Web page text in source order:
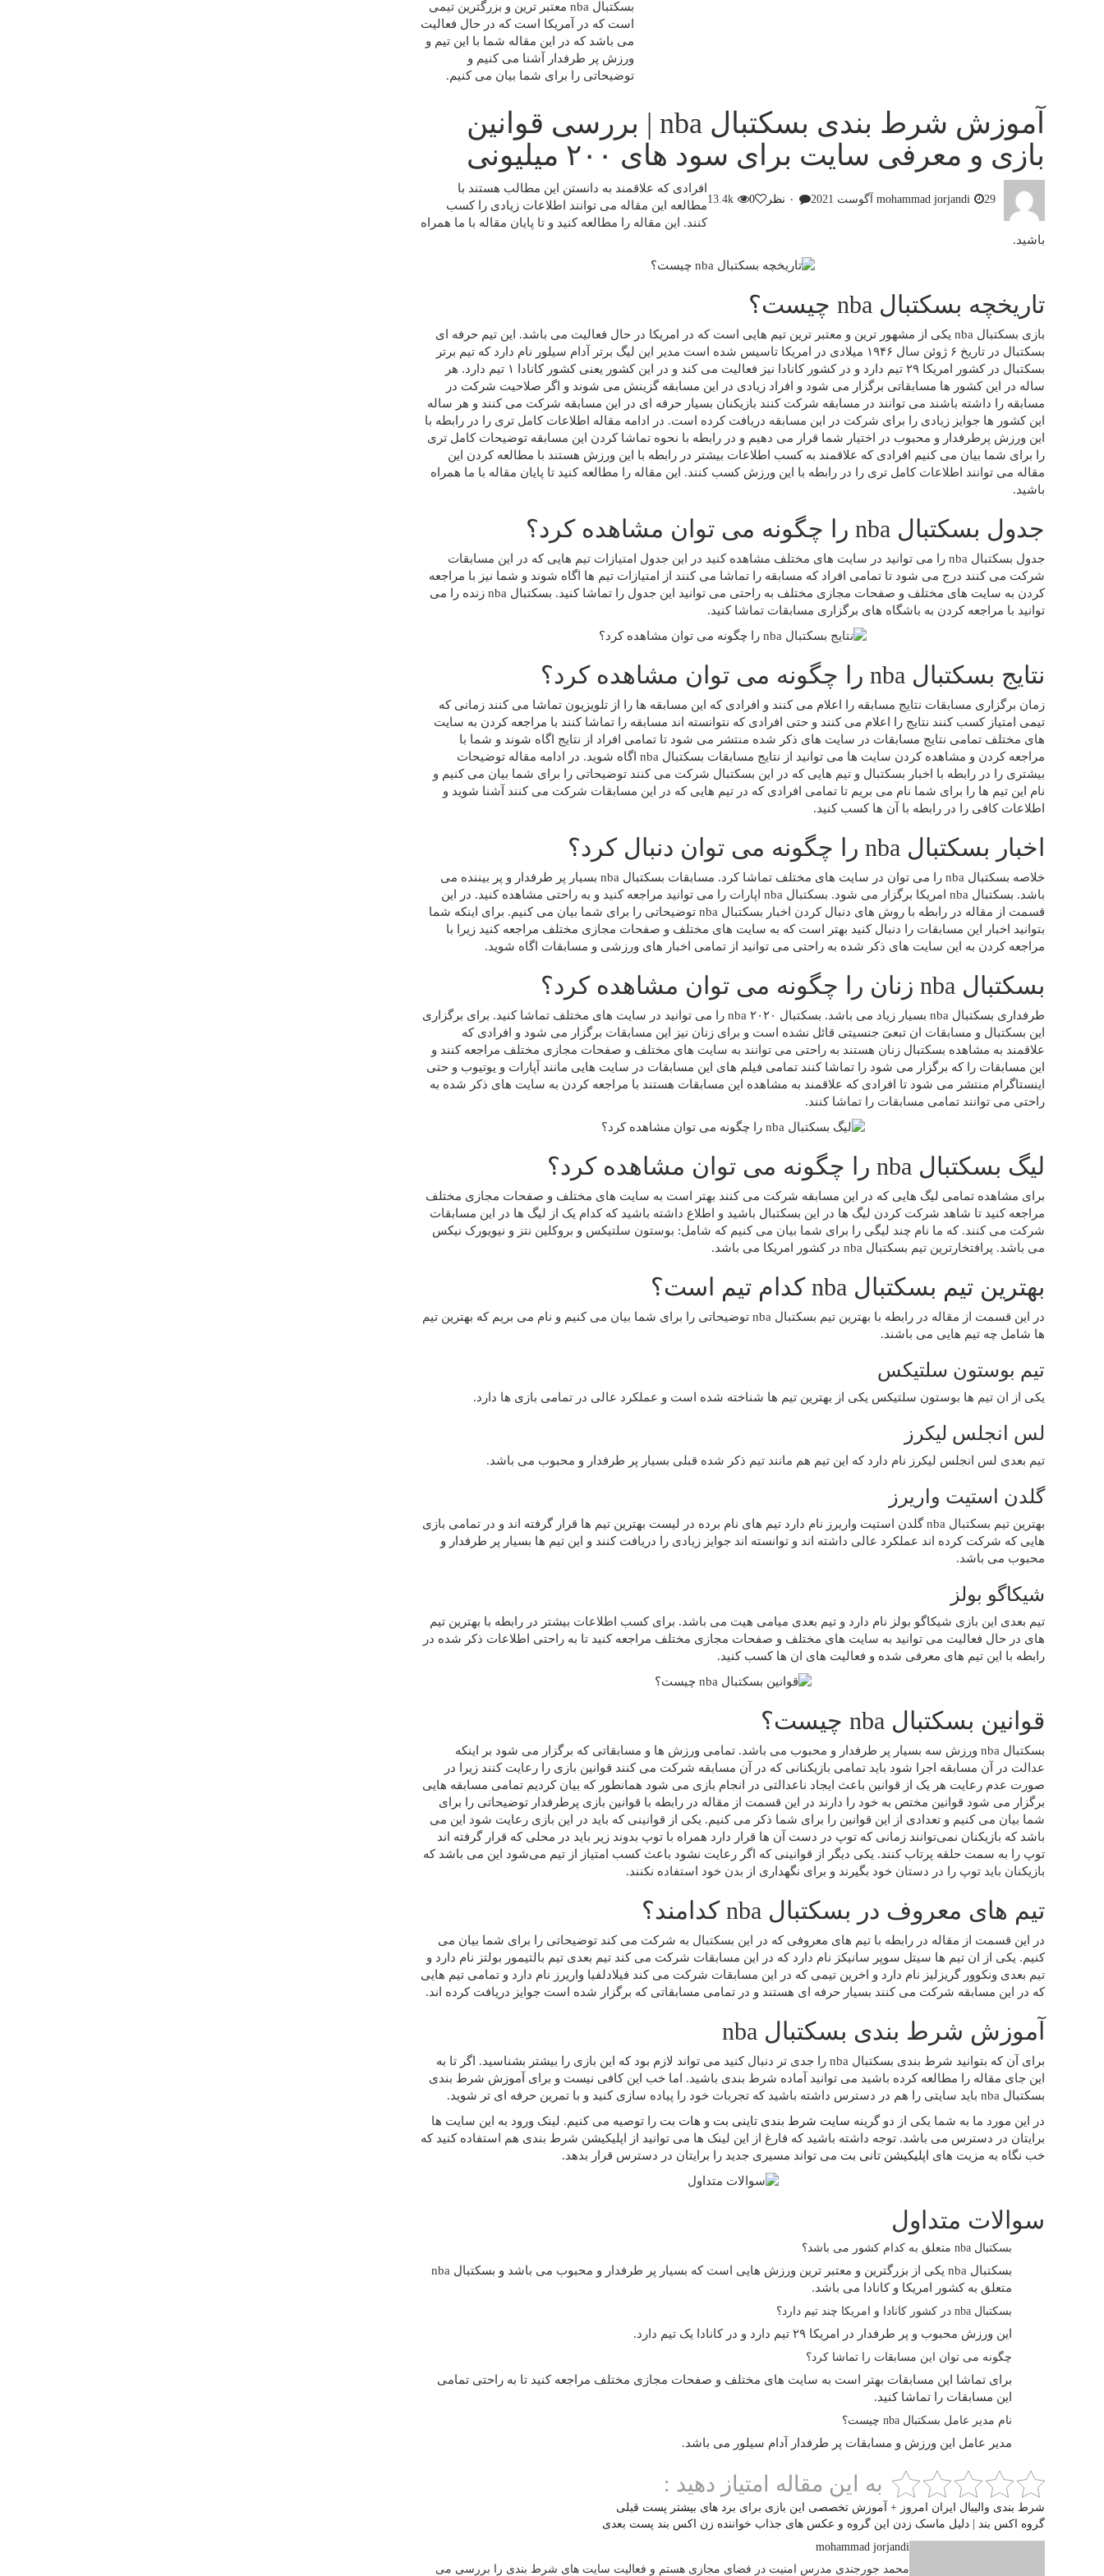
آموزش شرط بندی بسکتبال nba | بررسی قوانین
بازی و معرفی سایت برای سود های ۲۰۰ میلیونی
mohammad jorjandi 29 آگوست 2021 ۰ نظر 0
13.4k
بسکتبال nba معتبر ترین و بزرگترین تیمی
است که در آمریکا است که در حال فعالیت
می باشد که در این مقاله شما با این تیم و
ورزش پر طرفدار آشنا می کنیم و
توضیحاتی را برای شما بیان می کنیم.
افرادی که علاقمند به دانستن این مطالب هستند با
مطالعه این مقاله می توانند اطلاعات زیادی را کسب
کنند. این مقاله را مطالعه کنید و تا پایان مقاله با ما همراه
باشید.
تاریخچه بسکتبال nba چیست؟
بازی بسکتبال nba یکی از مشهور ترین و معتبر ترین تیم هایی است که در امریکا در حال فعالیت می باشد. این تیم حرفه ای
بسکتبال در تاریخ ۶ ژوئن سال ۱۹۴۶ میلادی در امریکا تاسیس شده است مدیر این لیگ برتر آدام سیلور نام دارد که تیم برتر
بسکتبال در کشور امریکا ۲۹ تیم دارد و در کشور کانادا نیز فعالیت می کند و در این کشور یعنی کشور کانادا ۱ تیم دارد. هر
ساله در این کشور ها مسابقاتی برگزار می شود و افراد زیادی در این مسابقه گزینش می شوند و اگر صلاحیت شرکت در
مسابقه را داشته باشند می توانند در مسابقه شرکت کنند بازیکنان بسیار حرفه ای در این مسابقه شرکت می کنند و هر ساله
این کشور ها جوایز زیادی را برای شرکت در این مسابقه دریافت کرده است. در ادامه مقاله اطلاعات کامل تری را در رابطه با
این ورزش پرطرفدار و محبوب در اختیار شما قرار می دهیم و در رابطه با نحوه تماشا کردن این مسابقه توضیحات کامل تری
را برای شما بیان می کنیم افرادی که علا‌قمند به کسب اطلاعات بیشتر در رابطه با این ورزش هستند با مطالعه کردن این
مقاله می توانند اطلاعات کامل تری را در رابطه با این ورزش کسب کنند. این مقاله را مطالعه کنید تا پایان مقاله با ما همراه
باشید.
جدول بسکتبال nba را چگونه می توان مشاهده کرد؟
جدول بسکتبال nba را می توانید در سایت های مختلف مشاهده کنید در این جدول امتیازات تیم هایی که در این مسابقات
شرکت می کنند درج می شود تا تمامی افراد که مسابقه را تماشا می کنند از امتیازات تیم ها اگاه شوند و شما نیز با مراجعه
کردن به سایت های مختلف و صفحات مجازی مختلف به راحتی می توانید این جدول را تماشا کنید‌. بسکتبال nba زنده را می
توانید با مراجعه کردن به باشگاه های برگزاری مسابقات تماشا کنید‌.
نتایج بسکتبال nba را چگونه می توان مشاهده کرد؟
زمان برگزاری مسابقات نتایج مسابقه را اعلام می کنند و افرادی که این مسابقه ها را از تلویزیون تماشا می کنند زمانی که
تیمی امتیاز کسب کنند نتایج را اعلام می کنند و حتی افرادی که نتوانسته اند مسابقه را تماشا کنند با مراجعه کردن به سایت
های مختلف تمامی نتایج مسابقات در سایت های ذکر شده منتشر می شود تا تمامی افراد از نتایج اگاه شوند و شما با
مراجعه کردن و مشاهده کردن سایت ها می توانید از نتایج مسابقات بسکتبال nba اگاه شوید. در ادامه مقاله توضیحات
بیشتری را در رابطه با اخبار بسکتبال و تیم‌ هایی که در این بسکتبال شرکت می کنند توضیحاتی را برای شما بیان می کنیم و
نام این تیم ها را برای شما نام می بریم تا تمامی افرادی که در تیم‌ هایی که در این مسابقات شرکت می ‌کنند آشنا شوید و
اطلاعات کافی را در رابطه با آن ها کسب کنید.
اخبار بسکتبال nba را چگونه می توان دنبال کرد؟
خلاصه بسکتبال nba را می توان در سایت های مختلف تماشا کرد. مسابقات بسکتبال nba بسیار پر طرفدار و پر بیننده می
باشد. بسکتبال nba امریکا برگزار می شود. بسکتبال nba اپارات را می توانید مراجعه کنید و به راحتی مشاهده کنید. در این
قسمت از مقاله در رابطه با روش های دنبال کردن اخبار بسکتبال nba توضیحاتی را برای شما بیان می کنیم. برای اینکه شما
بتوانید اخبار این مسابقات را دنبال کنید بهتر است که به سایت های مختلف و صفحات مجازی مختلف مراجعه کنید زیرا با
مراجعه کردن به این سایت های ذکر شده به راحتی می توانید از تمامی اخبار های ورزشی و مسابقات اگاه شوید.
بسکتبال nba زنان را چگونه می توان مشاهده کرد؟
طرفداری بسکتبال nba بسیار زیاد می باشد. بسکتبال nba ۲۰۲۰ را می توانید در سایت های مختلف تماشا کنید. برای برگزاری
این بسکتبال و مسابقات ان تبعیَ جنسیتی قائل نشده است و برای زنان نیز این مسابقات برگزار می ‌شود و افرادی که
علاقمند به مشاهده بسکتبال زنان هستند به راحتی می ‌توانند به سایت های مختلف و صفحات مجازی مختلف مراجعه کنند و
این مسابقات را که برگزار می‌ شود را تماشا کنند تمامی فیلم ‌های این مسابقات در سایت‌ هایی مانند آپارات و یوتیوب و حتی
اینستاگرام منتشر می ‌شود تا افرادی که علاقمند به مشاهده این مسابقات هستند با مراجعه کردن به سایت های ذکر شده به
راحتی می توانند تمامی مسابقات را تماشا کنند.
لیگ بسکتبال nba را چگونه می توان مشاهده کرد؟
برای مشاهده تمامی لیگ‌ هایی که در این مسابقه شرکت می کنند بهتر است به سایت ‌های مختلف و صفحات مجازی مختلف
مراجعه کنید تا شاهد شرکت کردن لیگ ها در این بسکتبال باشید و اطلاع داشته باشید که کدام یک از لیگ ها در این مسابقات
شرکت می ‌کنند. که ما نام چند لیگی را برای شما بیان می کنیم که شامل: بوستون سلتیکس و بروکلین نتز و نیویورک نیکس
می باشد. پرافتخارترین تیم بسکتبال nba در کشور امریکا می باشد.
بهترین تیم بسکتبال nba کدام تیم است؟
در این قسمت از مقاله در رابطه با بهترین تیم بسکتبال nba توضیحاتی را برای شما بیان می کنیم و نام می بریم که بهترین تیم
‌ها شامل چه تیم هایی می باشند.
تیم بوستون سلتیکس
یکی از ان تیم ها بوستون سلتیکس یکی از بهترین تیم ها شناخته شده است و عملکرد عالی در تمامی بازی ها دارد.
لس انجلس لیکرز
تیم بعدی لس انجلس لیکرز نام دارد که این تیم هم مانند تیم ذکر شده قبلی بسیار پر طرفدار و محبوب می باشد.
گلدن استیت واریرز
بهترین تیم بسکتبال nba گلدن استیت واریرز نام دارد تیم های نام برده در لیست بهترین تیم ها قرار گرفته اند و در تمامی بازی
هایی که شرکت کرده اند عملکرد عالی داشته اند و توانسته اند جوایز زیادی را دریافت کنند و این تیم ها بسیار پر طرفدار و
محبوب می باشد.
شیکاگو بولز
تیم بعدی این بازی شیکاگو بولز نام دارد و تیم بعدی میامی هیت می باشد. برای کسب اطلاعات بیشتر در رابطه با بهترین تیم
های در حال فعالیت می توانید به سایت های مختلف و صفحات مجازی مختلف مراجعه کنید تا به راحتی اطلاعات ذکر شده در
رابطه با این تیم های معرفی شده و فعالیت های ان ها کسب کنید.
قوانین بسکتبال nba چیست؟
بسکتبال nba ورزش سه بسیار پر طرفدار و محبوب می باشد. تمامی ورزش ‌ها و مسابقاتی که برگزار می ‌شود بر اینکه
عدالت در آن مسابقه اجرا شود باید تمامی بازیکنانی که در آن مسابقه شرکت می کنند قوانین بازی را رعایت کنند زیرا در
صورت عدم رعایت هر یک از قوانین باعث ایجاد ناعدالتی در انجام بازی می شود همانطور که بیان کردیم تمامی مسابقه هایی
برگزار می شود قوانین مختص به خود را دارند در این قسمت از مقاله در رابطه با قوانین بازی پرطرفدار توضیحاتی را برای
شما بیان می کنیم و تعدادی از این قوانین را برای شما ذکر می کنیم. یکی از قوانینی که باید در این بازی رعایت شود این می
باشد که بازیکنان نمی‌توانند زمانی که توپ در دست آن ها قرار دارد همراه با توپ بدوند زیر باید در محلی که قرار گرفته اند
توپ را به سمت حلقه پرتاب کنند. یکی دیگر از قوانینی که اگر رعایت نشود باعث کسب امتیاز از تیم می‌شود این می باشد که
بازیکنان باید توپ را در دستان خود بگیرند و برای نگهداری از بدن خود استفاده نکنند.
تیم های معروف در بسکتبال nba کدامند؟
در این قسمت از مقاله در رابطه با تیم های معروفی که در این بسکتبال به شرکت می کند توضیحاتی را برای شما بیان می
کنیم. یکی از ان تیم ها سیتل سوپر سانیکز نام دارد که در این مسابقات شرکت می کند تیم بعدی تیم بالتیمور بولتز نام دارد و
تیم بعدی ونکوور گریزلیز نام دارد و اخرین تیمی که در این مسابقات شرکت می کند فیلادلفیا واریرز نام دارد و تمامی تیم هایی
که در این مسابقه شرکت می کنند بسیار حرفه ای هستند و در تمامی مسابقاتی که برگزار شده است جوایز دریافت کرده اند.
آموزش شرط بندی بسکتبال nba
برای آن که بتوانید شرط بندی بسکتبال nba را جدی تر دنبال کنید می تواند لازم بود که این بازی را بیشتر بشناسید. اگر تا به
این جای مقاله را مطالعه کرده باشید می توانید آماده شرط بندی باشید. اما خب این کافی نیست و برای آموزش شرط بندی
بسکتبال nba باید سایتی را هم در دسترس داشته باشید که تجربات خود را پیاده سازی کنید و با تمرین حرفه ای تر شوید.
در این مورد ما به شما یکی از دو گرینه سایت شرط بندی تاینی بت و هات بت را توصیه می کنیم. لینک ورود به این سایت ها
برایتان در دسترس می باشد. توجه داشته باشید که فارغ از این لینک ها می توانید از اپلیکیشن شرط بندی هم استفاده کنید که
خب نگاه به مزیت های
اپلیکیشن تانی بت می تواند مسیری جدید را برایتان در دسترس قرار بدهد.
سوالات متداول
بسکتبال nba متعلق به کدام کشور می باشد؟
بسکتبال nba یکی از بزرگترین و معتبر ترین ورزش هایی است که بسیار پر طرفدار و محبوب می باشد و بسکتبال nba
متعلق به کشور امریکا و کانادا می باشد.
بسکتبال nba در کشور کانادا و امریکا چند تیم دارد؟
این ورزش محبوب و پر طرفدار در امریکا ۲۹ تیم دارد و در کانادا یک تیم دارد.
چگونه می توان این مسابقات را تماشا کرد؟
برای تماشا این مسابقات بهتر است به سایت های مختلف و صفحات مجازی مختلف مراجعه کنید تا به راحتی تمامی
این مسابقات را تماشا کنید‌.
نام مدیر عامل بسکتبال nba چیست؟
مدیر عامل این ورزش و مسابقات پر طرفدار آدام سیلور می باشد.
به این مقاله امتیاز دهید :
شرط بندی والیبال ایران امروز + آموزش تخصصی این بازی برای برد های بیشتر پست قبلی
گروه اکس بند | دلیل ماسک زدن این گروه و عکس های جذاب خواننده زن اکس بند پست بعدی
mohammad jorjandi
محمد جورجندی مدرس امنیت در فضای مجازی هستم و فعالیت سایت های شرط بندی را بررسی می